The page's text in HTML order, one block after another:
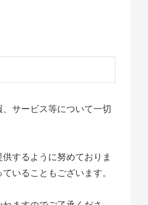
サービス等について一切
するように努めておりま
いることもございます。